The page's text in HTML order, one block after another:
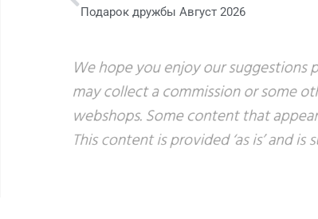
Подарок дружбы Август 2026